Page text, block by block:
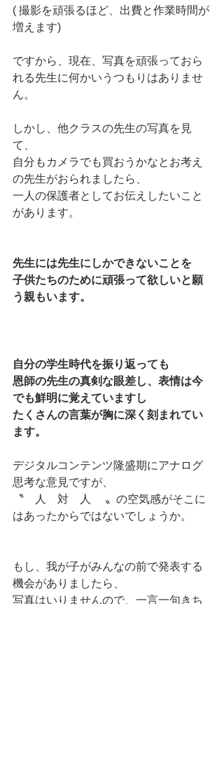
( 撮影を頑張るほど、出費と作業時間が
増えます)
ですから、現在、写真を頑張っておら
れる先生に何かいうつもりはありませ
ん。
しかし、他クラスの先生の写真を見
て、
自分もカメラでも買おうかなとお考え
の先生がおられましたら、
一人の保護者としてお伝えしたいこと
があります。
先生には先生にしかできないことを
子供たちのために頑張って欲しいと願
う親もいます。
自分の学生時代を振り返っても
恩師の先生の真剣な眼差し、表情は今
でも鮮明に覚えていますし
たくさんの言葉が胸に深く刻まれてい
ます。
デジタルコンテンツ隆盛期にアナログ
思考な意見ですが、
〝　人　対　人　 〟の空気感がそこに
はあったからではないでしょうか。
もし、我が子がみんなの前で発表する
機会がありましたら、
写真はいりませんので、一言一句きち